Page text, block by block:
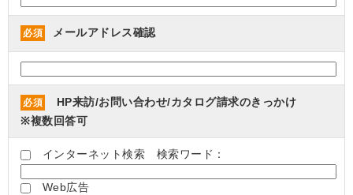
必須 メールアドレス確認
必須
HP来訪/お問い合わせ/カタログ請求のきっかけ
※複数回答可
インターネット検索 検索ワード：
Web広告